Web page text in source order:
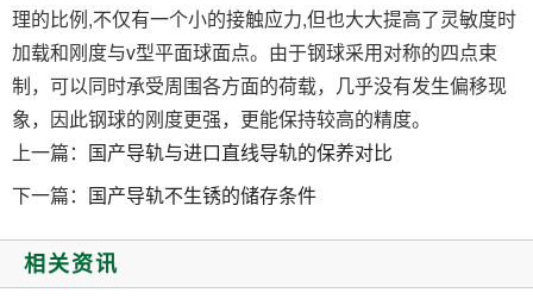
理的比例,不仅有一个小的接触应力,但也大大提高了灵敏度时
加载和刚度与v型平面球面点。由于钢球采用对称的四点束
制，可以同时承受周围各方面的荷载，几乎没有发生偏移现
象，因此钢球的刚度更强，更能保持较高的精度。
上一篇： 国产导轨与进口直线导轨的保养对比
下一篇： 国产导轨不生锈的储存条件
相关资讯